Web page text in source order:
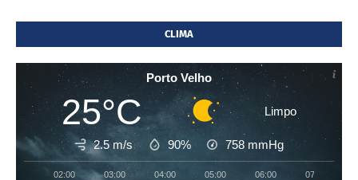
CLIMA
Porto Velho
25°C Limpo
2.5 m/s 90% 758 mmHg
02:00 03:00 04:00 05:00 06:00 07:00